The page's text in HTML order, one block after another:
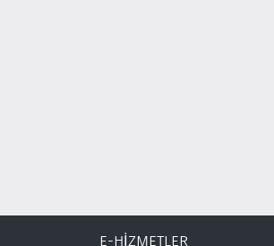
E-HİZMETLER